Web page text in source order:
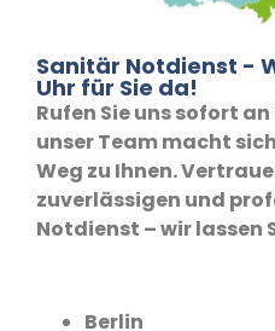
Sanitär Notdienst -
Uhr für Sie da!
Rufen Sie uns sofort
unser Team macht
Weg zu Ihnen.
zuverlässigen und
Notdienst – wir lassen
Berlin